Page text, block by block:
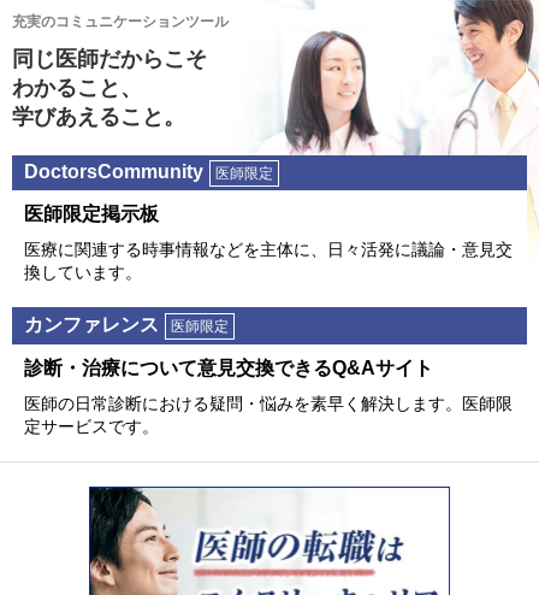
充実のコミュニケーションツール
同じ医師だからこそ
わかること、
学びあえること。
DoctorsCommunity 医師限定
医師限定掲⽰板
医療に関連する時事情報などを主体に、⽇々活発に議論・意⾒交
換しています。
カンファレンス 医師限定
診断・治療について意⾒交換できるQ&Aサイト
医師の⽇常診断における疑問・悩みを素早く解決します。医師限
定サービスです。